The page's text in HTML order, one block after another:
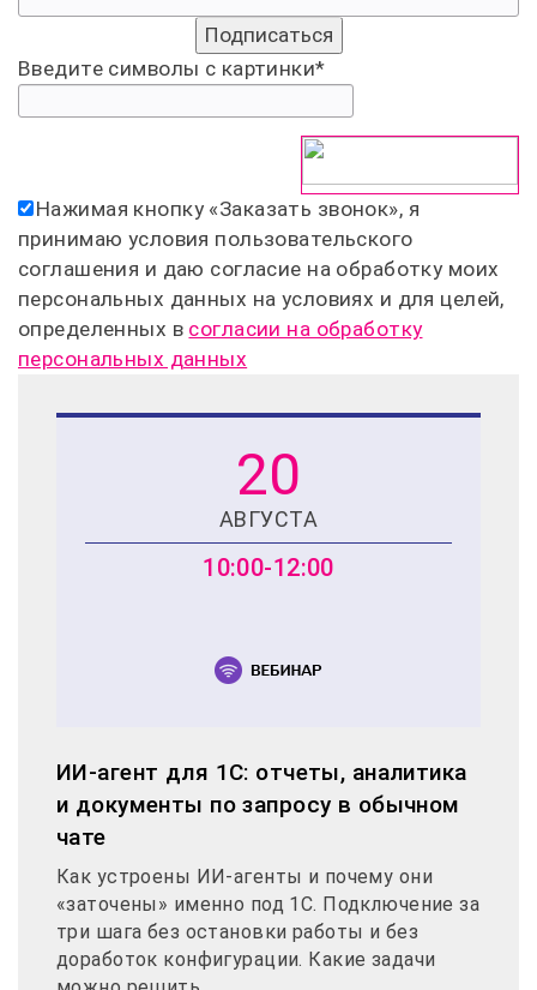
Введите символы с картинки*
Нажимая кнопку «Заказать звонок», я
принимаю условия пользовательского
соглашения и даю согласие на обработку моих
персональных данных на условиях и для целей,
определенных в согласии на обработку
персональных данных
20
АВГУСТА
10:00-12:00
ИИ-агент для 1С: отчеты, аналитика
и документы по запросу в обычном
чате
Как устроены ИИ-агенты и почему они
«заточены» именно под 1С. Подключение за
три шага без остановки работы и без
доработок конфигурации. Какие задачи